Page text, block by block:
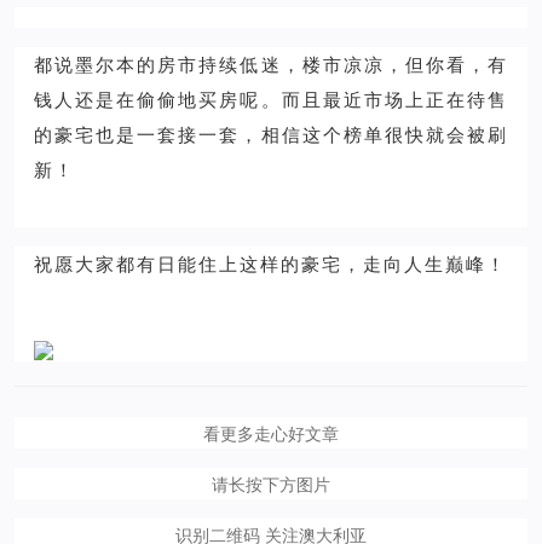
都说墨尔本的房市持续低迷，楼市凉凉，但你看，有
钱人还是在偷偷地买房呢。而且最近市场上正在待售
的豪宅也是一套接一套，相信这个榜单很快就会被刷
新！
祝愿大家都有日能住上这样的豪宅，走向人生巅峰！
看更多走心好文章
请长按下方图片
识别二维码 关注澳大利亚